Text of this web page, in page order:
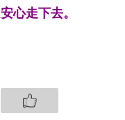
心走下去。